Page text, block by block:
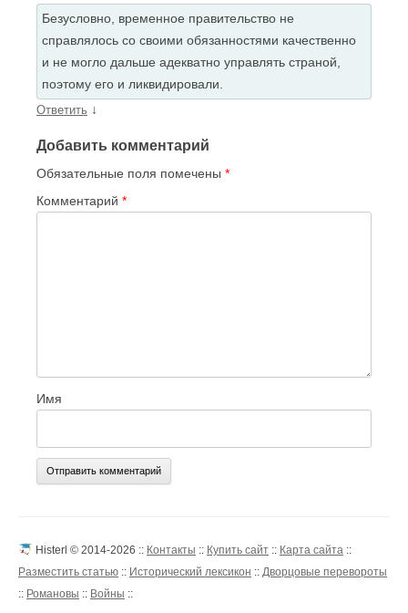
Безусловно, временное правительство не
справлялось со своими обязанностями качественно
и не могло дальше адекватно управлять страной,
поэтому его и ликвидировали.
Ответить ↓
Добавить комментарий
Обязательные поля помечены *
Комментарий *
Имя
Histerl © 2014-2026 :: Контакты :: Купить сайт :: Карта сайта ::
Разместить статью :: Исторический лексикон :: Дворцовые перевороты
:: Романовы :: Войны ::